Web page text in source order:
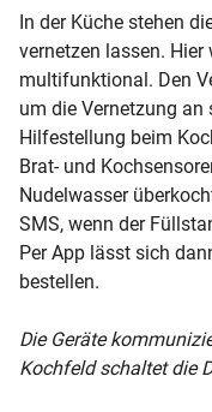
In der Küche stehen
vernetzen lassen.
multifunktional. Den
um die Vernetzung
Hilfestellung beim
Brat- und
Nudelwasser
SMS, wenn der
Per App lässt sich
bestellen.
Die Geräte
Kochfeld schaltet die